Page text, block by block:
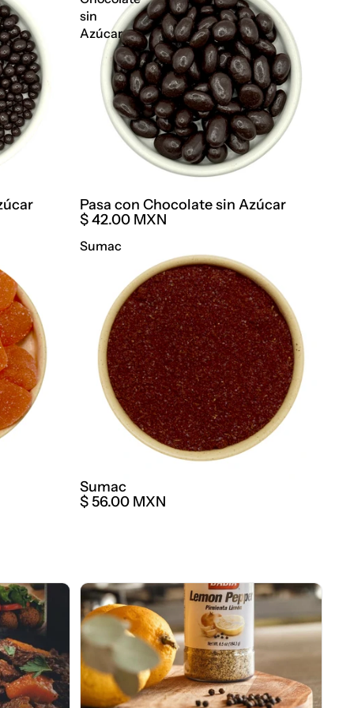
sin
Azúcar
Pasa con Chocolate sin Azúcar
$ 42.00 MXN
Sumac
Sumac
$ 56.00 MXN
Especias